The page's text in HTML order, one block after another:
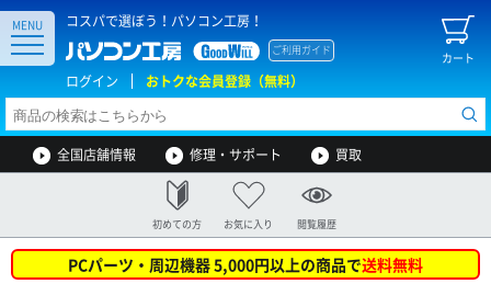
コスパで選ぼう！パソコン工房！
カート
ご利用ガイド
ログイン おトクな会員登録（無料）
MENU
全国店舗情報 修理・サポート 買取
初めての方 お気に入り 閲覧履歴
PCパーツ・周辺機器 5,000円以上の商品で送料無料